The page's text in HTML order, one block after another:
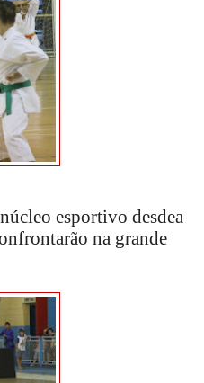
esportivo desdea
na grande